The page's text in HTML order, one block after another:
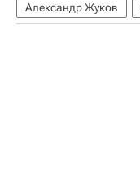
Александр Жуков